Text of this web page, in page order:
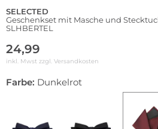
SELECTED
Geschenkset mit Masche und
SLHBERTEL
24,99
inkl. Mwst zzgl. Versandkosten
Farbe: Dunkelrot